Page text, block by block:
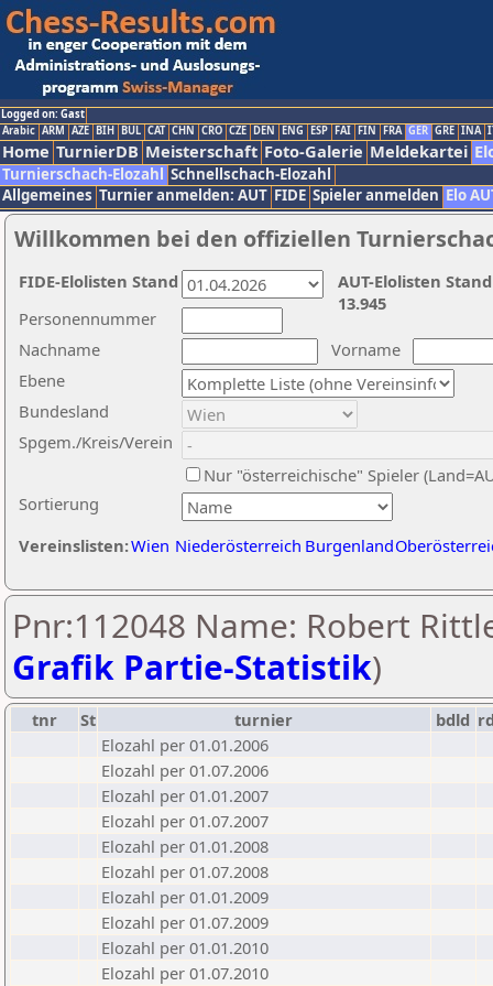
Logged on: Gast
Arabic ARM AZE BIH BUL CAT CHN CRO CZE DEN ENG ESP FAI FIN FRA GER GRE INA
Home TurnierDB Meisterschaft Foto-Galerie Meldekartei
Turnierschach-Elozahl Schnellschach-Elozahl
Allgemeines Turnier anmelden: AUT FIDE Spieler anmelden Elo
Willkommen bei den offiziellen
Nachname
Vorname
Ebene
Sortierung
Personennummer
Bundesland
Spgem./Kreis/Verein
Nur "österreichische" Spieler
Vereinslisten:Wien Niederösterreich Burgenland
AUT-Elolisten
13.945
FIDE-Elolisten Stand
Pnr:112048 Name: Robert
Grafik Partie-Statistik)
tnr St turnier bdld
Elozahl per 01.01.2006
Elozahl per 01.07.2006
Elozahl per 01.01.2007
Elozahl per 01.07.2007
Elozahl per 01.01.2008
Elozahl per 01.07.2008
Elozahl per 01.01.2009
Elozahl per 01.07.2009
Elozahl per 01.01.2010
Elozahl per 01.07.2010